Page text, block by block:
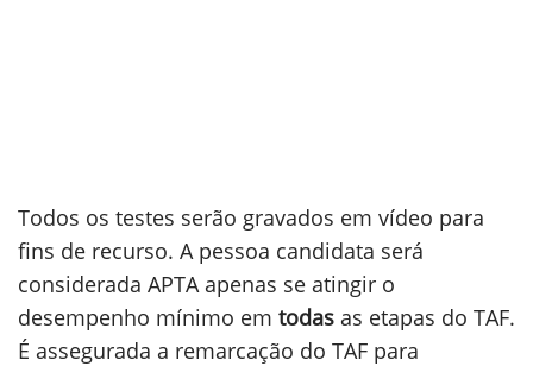
Todos os testes serão gravados em vídeo para
fins de recurso. A pessoa candidata será
considerada APTA apenas se atingir o
desempenho mínimo em todas as etapas do TAF.
É assegurada a remarcação do TAF para